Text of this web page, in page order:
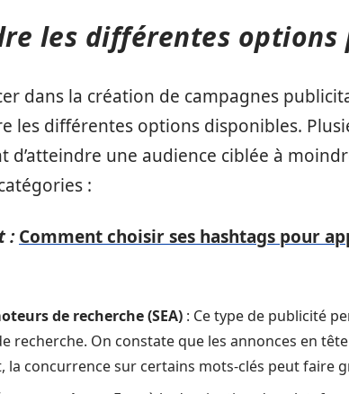
les différentes
dans la création de campagnes
les différentes options disponibles.
d’atteindre une audience ciblée à
:
: Comment choisir ses hashtags pour
de recherche (SEA) : Ce type de publicité
recherche. On constate que les annonces en
la concurrence sur certains mots-clés peut faire